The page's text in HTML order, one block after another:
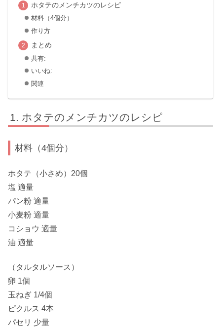
ホタテのメンチカツのレシピ
材料（4個分）
作り方
まとめ
共有:
いいね:
関連
ホタテのメンチカツのレシピ
材料（4個分）
ホタテ（小さめ）20個
塩 適量
パン粉 適量
小麦粉 適量
コショウ 適量
油 適量
（タルタルソース）
卵 1個
玉ねぎ 1/4個
ピクルス 4本
パセリ 少量